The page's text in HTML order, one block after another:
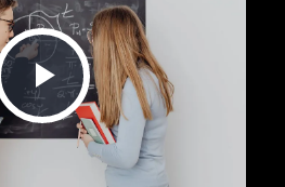
Play Video